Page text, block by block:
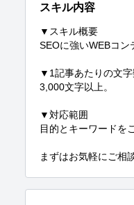
スキル内容
▼スキル概要
SEOに強いWEBコン
▼1記事あたりの文字
3,000文字以上。
▼対応範囲
目的とキーワードを
まずはお気軽にご相